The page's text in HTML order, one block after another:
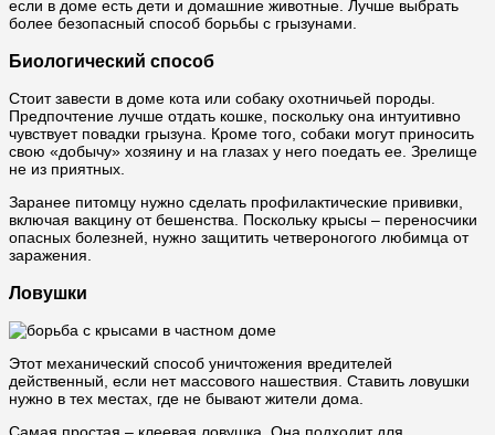
если в доме есть дети и домашние животные. Лучше выбрать
более безопасный способ борьбы с грызунами.
Биологический способ
Стоит завести в доме кота или собаку охотничьей породы.
Предпочтение лучше отдать кошке, поскольку она интуитивно
чувствует повадки грызуна. Кроме того, собаки могут приносить
свою «добычу» хозяину и на глазах у него поедать ее. Зрелище
не из приятных.
Заранее питомцу нужно сделать профилактические прививки,
включая вакцину от бешенства. Поскольку крысы – переносчики
опасных болезней, нужно защитить четвероногого любимца от
заражения.
Ловушки
Этот механический способ уничтожения вредителей
действенный, если нет массового нашествия. Ставить ловушки
нужно в тех местах, где не бывают жители дома.